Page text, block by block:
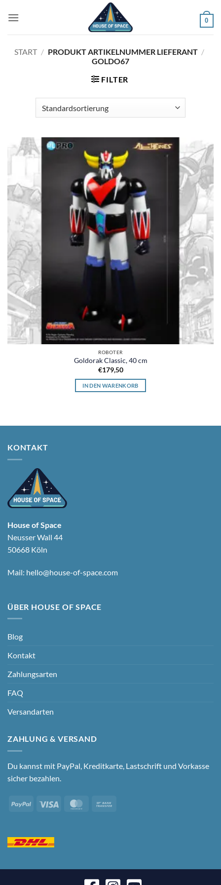
Inhalt
0
START / PRODUKT ARTIKELNUMMER LIEFERANT /
GOLDO67
FILTER
ROBOTER
Goldorak Classic, 40 cm
€179,50
IN DEN WARENKORB
KONTAKT
House of Space
Neusser Wall 44
50668 Köln
Mail: hello@house-of-space.com
ÜBER HOUSE OF SPACE
Blog
Kontakt
Zahlungsarten
FAQ
Versandarten
ZAHLUNG & VERSAND
Du kannst mit PayPal, Kreditkarte, Lastschrift und Vorkasse
sicher bezahlen.
PayPal Visa MasterCard